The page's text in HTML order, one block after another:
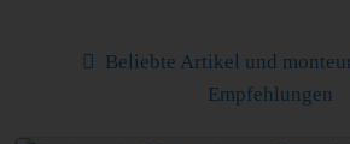
Beliebte Artikel und
Empfehlungen